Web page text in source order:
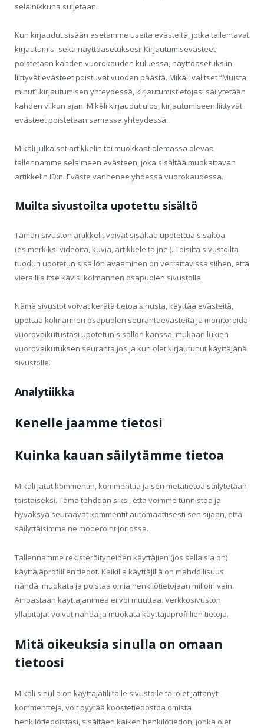
selainikkuna suljetaan.
Kun kirjaudut sisään asetamme useita evästeitä, jotka tallentavat
kirjautumis- sekä näyttöasetuksesi. Kirjautumisevästeet
poistetaan kahden vuorokauden kuluessa, näyttöasetuksiin
liittyvät evästeet poistuvat vuoden päästä. Mikäli valitset “Muista
minut” kirjautumisen yhteydessä, kirjautumistietojasi säilytetään
kahden viikon ajan. Mikäli kirjaudut ulos, kirjautumiseen liittyvät
evästeet poistetaan samassa yhteydessä.
Mikäli julkaiset artikkelin tai muokkaat olemassa olevaa
tallennamme selaimeen evästeen, joka sisältää muokattavan
artikkelin ID:n. Eväste vanhenee yhdessä vuorokaudessa.
Muilta sivustoilta upotettu sisältö
Tämän sivuston artikkelit voivat sisältää upotettua sisältöä
(esimerkiksi videoita, kuvia, artikkeleita jne.). Toisilta sivustoilta
tuodun upotetun sisällön avaaminen on verrattavissa siihen, että
vierailija itse kävisi kolmannen osapuolen sivustolla.
Nämä sivustot voivat kerätä tietoa sinusta, käyttää evästeitä,
upottaa kolmannen osapuolen seurantaevästeitä ja monitoroida
vuorovaikutustasi upotetun sisällön kanssa, mukaan lukien
vuorovaikutuksen seuranta jos ja kun olet kirjautunut käyttäjänä
sivustolle.
Analytiikka
Kenelle jaamme tietosi
Kuinka kauan säilytämme tietoa
Mikäli jätät kommentin, kommenttia ja sen metatietoa säilytetään
toistaiseksi. Tämä tehdään siksi, että voimme tunnistaa ja
hyväksyä seuraavat kommentit automaattisesti sen sijaan, että
säilyttäisimme ne moderointijonossa.
Tallennamme rekisteröityneiden käyttäjien (jos sellaisia on)
käyttäjäprofiilien tiedot. Kaikilla käyttäjillä on mahdollisuus
nähdä, muokata ja poistaa omia henkilötietojaan milloin vain.
Ainoastaan käyttäjänimeä ei voi muuttaa. Verkkosivuston
ylläpitäjät voivat nähdä ja muokata käyttäjäprofiilien tietoja.
Mitä oikeuksia sinulla on omaan
tietoosi
Mikäli sinulla on käyttäjätili tälle sivustolle tai olet jättänyt
kommentteja, voit pyytää koostetiedostoa omista
henkilötiedoistasi, sisältäen kaiken henkilötiedon, jonka olet